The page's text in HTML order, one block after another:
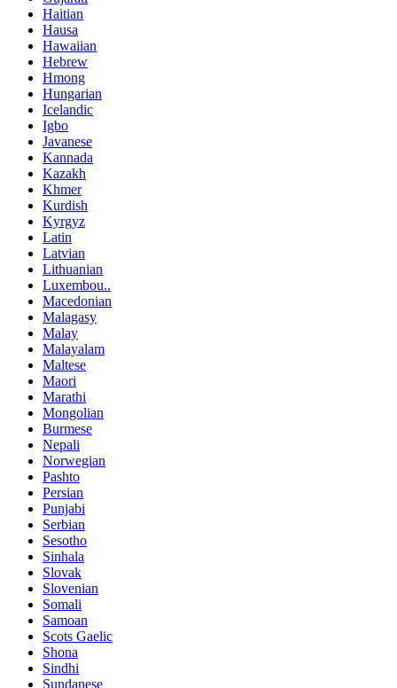
Haitian
Hausa
Hawaiian
Hebrew
Hmong
Hungarian
Icelandic
Igbo
Javanese
Kannada
Kazakh
Khmer
Kurdish
Kyrgyz
Latin
Latvian
Lithuanian
Luxembou..
Macedonian
Malagasy
Malay
Malayalam
Maltese
Maori
Marathi
Mongolian
Burmese
Nepali
Norwegian
Pashto
Persian
Punjabi
Serbian
Sesotho
Sinhala
Slovak
Slovenian
Somali
Samoan
Scots Gaelic
Shona
Sindhi
Sundanese